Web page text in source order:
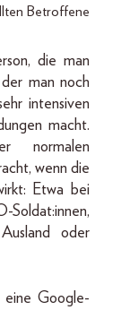
Betroffene
die man
man noch
intensiven
macht.
normalen
wenn die
Etwa bei
oder
eine Google-